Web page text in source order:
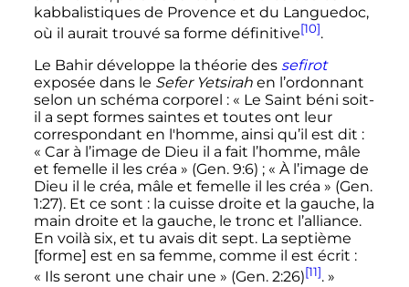
kabbalistiques de Provence et du Languedoc,
où il aurait trouvé sa forme définitive[10].
Le Bahir développe la théorie des sefirot
exposée dans le Sefer Yetsirahen l’ordonnant
selon un schéma corporel : « Le Saint béni soit-
il a sept formes saintes et toutes ont leur
correspondant en l'homme, ainsi qu’il est dit :
« Car à l’image de Dieu il a fait l’homme, mâle
et femelle il les créa » (Gen. 9:6) ; « À l’image de
Dieu il le créa, mâle et femelle il les créa » (Gen.
1:27). Et ce sont : la cuisse droite et la gauche, la
main droite et la gauche, le tronc et l’alliance.
En voilà six, et tu avais dit sept. La septième
[forme] est en sa femme, comme il est écrit :
« Ils seront une chair une » (Gen. 2:26)[11]. »